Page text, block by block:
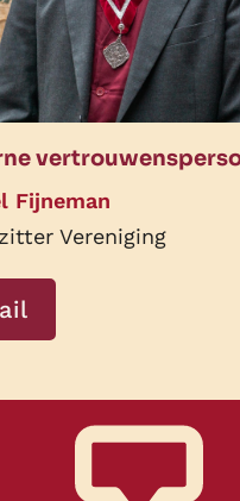
Fijneman
Vereniging